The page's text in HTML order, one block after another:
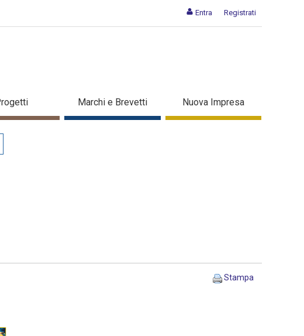
Entra Registrati
imprese - Dettaglio in evidenza
Marchi e Brevetti Nuova Impresa
Stampa